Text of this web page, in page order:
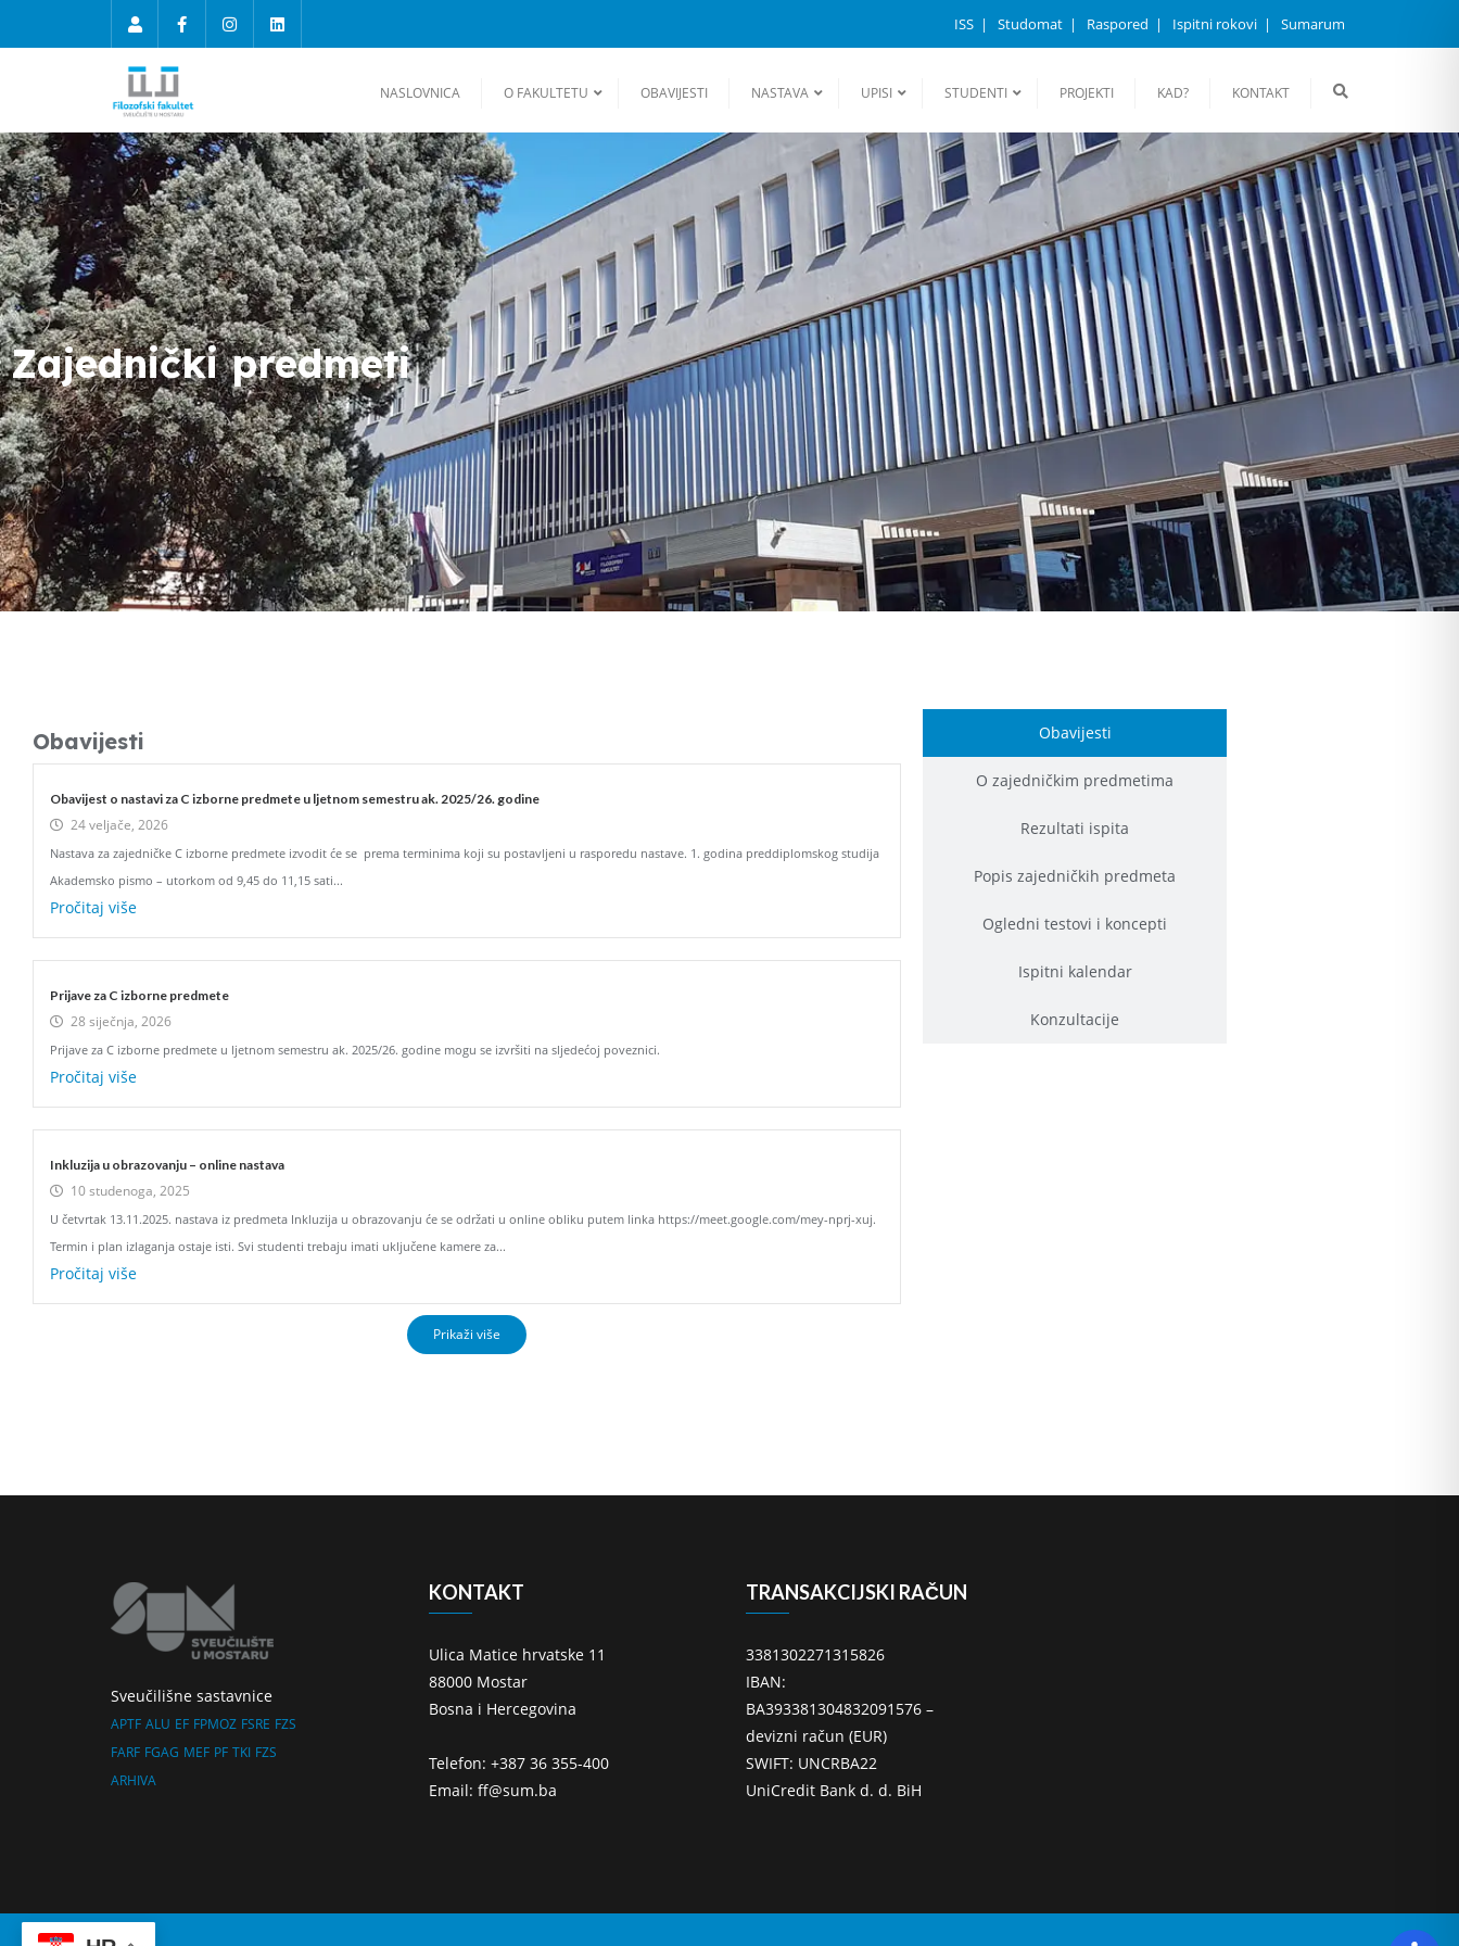
ISS Studomat Raspored Ispitni rokovi Sumarum
NASLOVNICA O FAKULTETU OBAVIJESTI NASTAVA UPISI STUDENTI PROJEKTI KAD? KONTAKT
Zajednički predmeti
Obavijesti
O zajedničkim predmetima
Rezultati ispita
Popis zajedničkih predmeta
Ogledni testovi i koncepti
Ispitni kalendar
Konzultacije
Obavijesti
Obavijest o nastavi za C izborne predmete u ljetnom semestru ak. 2025/26. godine
24 veljače, 2026
Nastava za zajedničke C izborne predmete izvodit će se prema terminima koji su postavljeni u rasporedu nastave. 1. godina preddiplomskog studija
Akademsko pismo – utorkom od 9,45 do 11,15 sati...
Pročitaj više
Prijave za C izborne predmete
28 siječnja, 2026
Prijave za C izborne predmete u ljetnom semestru ak. 2025/26. godine mogu se izvršiti na sljedećoj poveznici.
Pročitaj više
Inkluzija u obrazovanju – online nastava
10 studenoga, 2025
U četvrtak 13.11.2025. nastava iz predmeta Inkluzija u obrazovanju će se održati u online obliku putem linka https://meet.google.com/mey-nprj-xuj.
Termin i plan izlaganja ostaje isti. Svi studenti trebaju imati uključene kamere za...
Pročitaj više
Prikaži više
Sveučilišne sastavnice
APTF ALU EF FPMOZ FSRE FZS
FARF FGAG MEF PF TKI FZS
ARHIVA
KONTAKT
Ulica Matice hrvatske 11
88000 Mostar
Bosna i Hercegovina
Telefon: +387 36 355-400
Email: ff@sum.ba
TRANSAKCIJSKI RAČUN
3381302271315826
IBAN:
BA393381304832091576 –
devizni račun (EUR)
SWIFT: UNCRBA22
UniCredit Bank d. d. BiH